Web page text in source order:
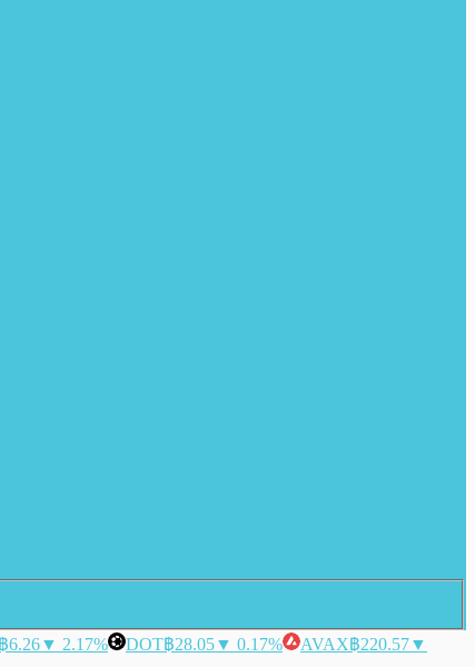
฿6.26▼ 2.17% DOT฿28.05▼ 0.17% AVAX฿220.57▼